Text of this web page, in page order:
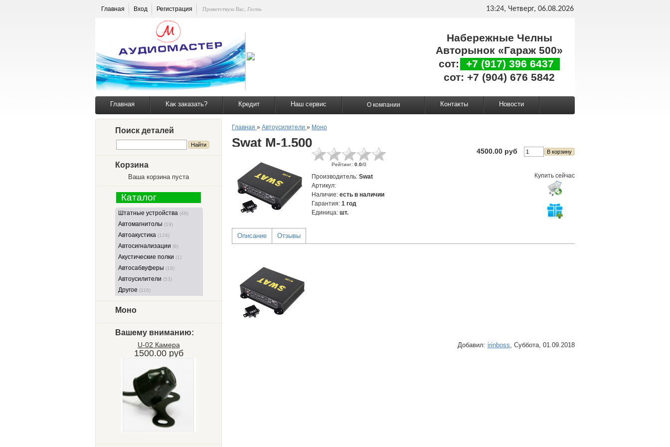
Главная Вход Регистрация Приветствую Вас Гость 13:24, Четверг, 06.08.2026
Набережные Челны
Авторынок «Гараж 500»
сот:
+7 (917) 396 6437
сот: +7 (904) 676 5842
Главная Как заказать? Кредит Наш сервис О компании Контакты Новости
Поиск деталей
Корзина
Ваша корзина пуста
Каталог
Штатные устройства (48)
Автомагнитолы (19)
Автоакустика (124)
Автосигнализации (8)
Акустические полки (1)
Автосабвуферы (18)
Автоусилители (53)
Другое (116)
Моно
Вашему вниманию:
U-02 Камера
1500.00 руб
Главная » Автоусилители » Моно
Swat M-1.500
Рейтинг: 0.0/0
4500.00 руб
Производитель: Swat
Артикул:
Наличие: есть в наличии
Гарантия: 1 год
Единица: шт.
Купить сейчас
Описание Отзывы
Добавил: irinboss, Суббота, 01.09.2018